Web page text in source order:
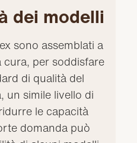
dei modelli
sono assemblati a
per soddisfare
di qualità del
un simile livello di
le capacità
domanda può